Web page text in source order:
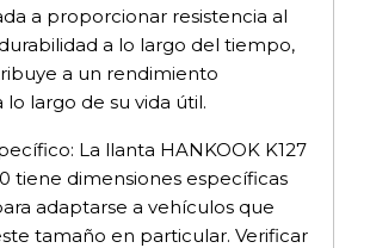
a proporcionar resistencia al
a lo largo del tiempo,
a un rendimiento
lo largo de su vida útil.
La llanta HANKOOK K127
tiene dimensiones específicas
adaptarse a vehículos que
tamaño en particular. Verificar